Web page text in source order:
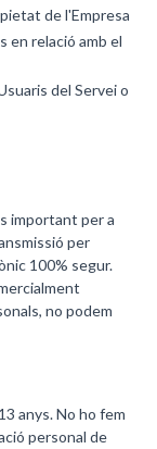
de l'Empresa
en relació amb el
del Servei o
important per a
per
100% segur.
no podem
anys. No ho fem
personal de